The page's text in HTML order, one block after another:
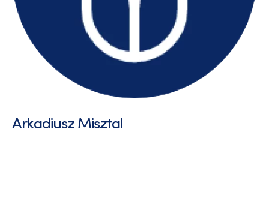
Arkadiusz Misztal